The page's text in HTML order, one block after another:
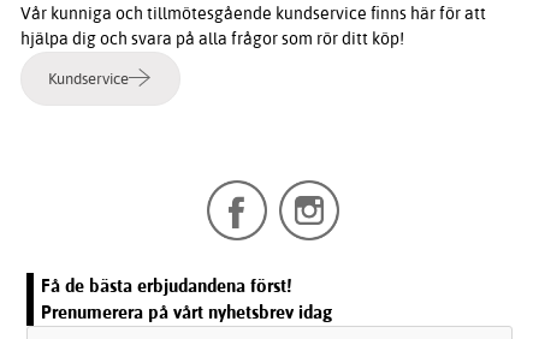
Vår kunniga och tillmötesgående kundservice finns här för att
hjälpa dig och svara på alla frågor som rör ditt köp!
Kundservice
Få de bästa erbjudandena först!
Prenumerera på vårt nyhetsbrev idag